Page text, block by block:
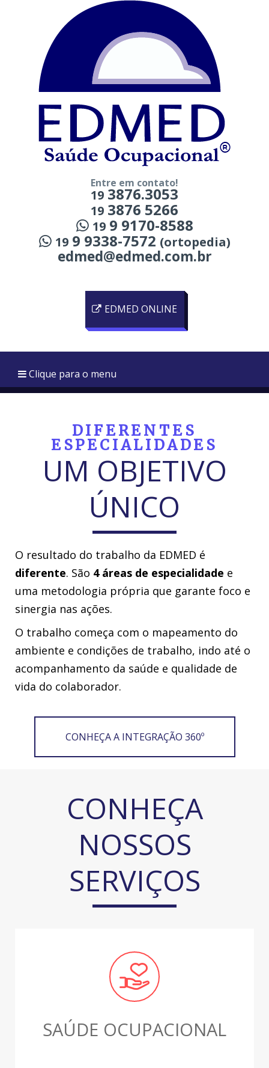
Entre em contato!
19 3876.3053
19 3876 5266
199 9170-8588
199 9338-7572 (ortopedia)
edmed@edmed.com.br
EDMED ONLINE
Clique para o menu
DIFERENTES
ESPECIALIDADES
UM OBJETIVO
ÚNICO
O resultado do trabalho da EDMED é
diferente. São 4 áreas de especialidade e
uma metodologia própria que garante foco e
sinergia nas ações.
O trabalho começa com o mapeamento do
ambiente e condições de trabalho, indo até o
acompanhamento da saúde e qualidade de
vida do colaborador.
CONHEÇA A INTEGRAÇÃO 360º
CONHEÇA
NOSSOS
SERVIÇOS
SAÚDE OCUPACIONAL